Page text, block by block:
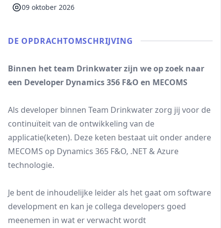
09 oktober 2026
DE OPDRACHT­OMSCHRIJVING
Binnen het team Drinkwater zijn we op zoek naar
een Developer Dynamics 356 F&O en MECOMS
Als developer binnen Team Drinkwater zorg jij voor de
continuïteit van de ontwikkeling van de
applicatie(keten). Deze keten bestaat uit onder andere
MECOMS op Dynamics 365 F&O, .NET & Azure
technologie.
Je bent de inhoudelijke leider als het gaat om software
development en kan je collega developers goed
meenemen in wat er verwacht wordt